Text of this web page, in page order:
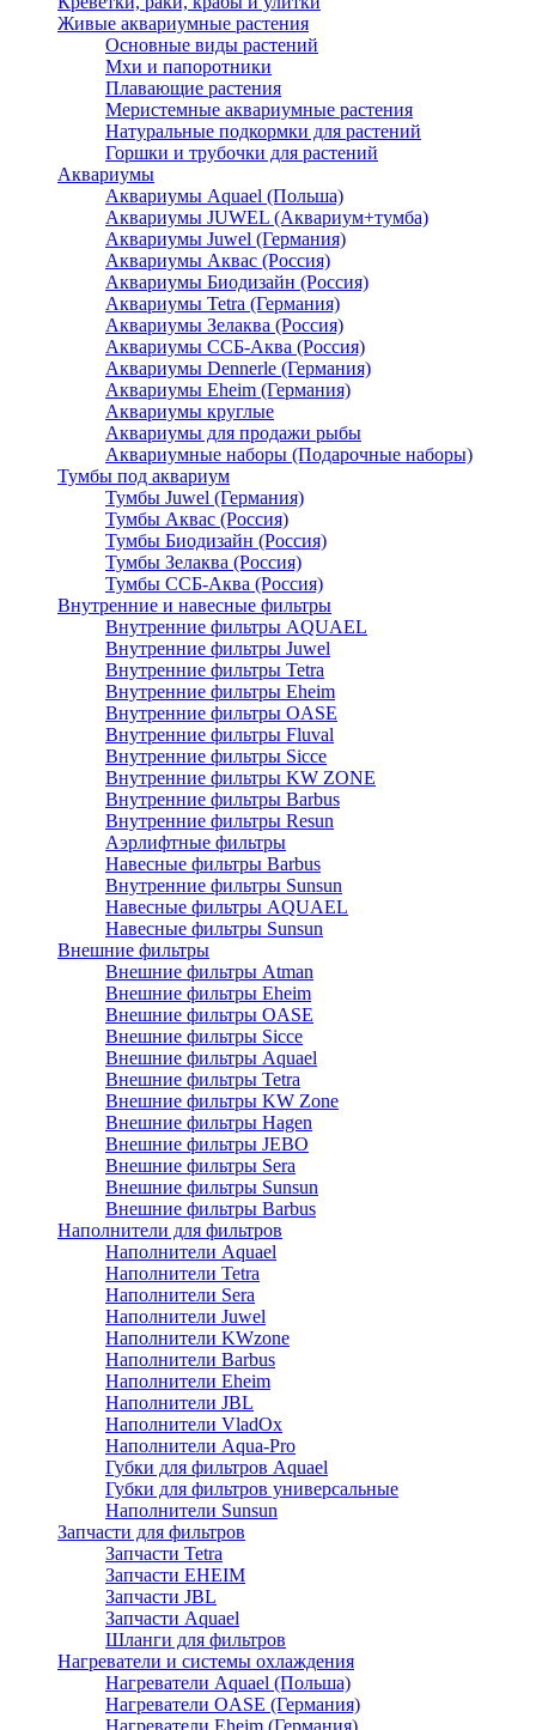
Живые аквариумные растения
Основные виды растений
Мхи и папоротники
Плавающие растения
Меристемные аквариумные растения
Натуральные подкормки для растений
Горшки и трубочки для растений
Аквариумы
Аквариумы Aquael (Польша)
Аквариумы JUWEL (Аквариум+тумба)
Аквариумы Juwel (Германия)
Аквариумы Аквас (Россия)
Аквариумы Биодизайн (Россия)
Аквариумы Tetra (Германия)
Аквариумы Зелаква (Россия)
Аквариумы ССБ-Аква (Россия)
Аквариумы Dennerle (Германия)
Аквариумы Eheim (Германия)
Аквариумы круглые
Аквариумы для продажи рыбы
Аквариумные наборы (Подарочные наборы)
Тумбы под аквариум
Тумбы Juwel (Германия)
Тумбы Аквас (Россия)
Тумбы Биодизайн (Россия)
Тумбы Зелаква (Россия)
Тумбы ССБ-Аква (Россия)
Внутренние и навесные фильтры
Внутренние фильтры AQUAEL
Внутренние фильтры Juwel
Внутренние фильтры Tetra
Внутренние фильтры Eheim
Внутренние фильтры OASE
Внутренние фильтры Fluval
Внутренние фильтры Sicce
Внутренние фильтры KW ZONE
Внутренние фильтры Barbus
Внутренние фильтры Resun
Аэрлифтные фильтры
Навесные фильтры Barbus
Внутренние фильтры Sunsun
Навесные фильтры AQUAEL
Навесные фильтры Sunsun
Внешние фильтры
Внешние фильтры Atman
Внешние фильтры Eheim
Внешние фильтры OASE
Внешние фильтры Sicce
Внешние фильтры Aquael
Внешние фильтры Tetra
Внешние фильтры KW Zone
Внешние фильтры Hagen
Внешние фильтры JEBO
Внешние фильтры Sera
Внешние фильтры Sunsun
Внешние фильтры Barbus
Наполнители для фильтров
Наполнители Aquael
Наполнители Tetra
Наполнители Sera
Наполнители Juwel
Наполнители KWzone
Наполнители Barbus
Наполнители Eheim
Наполнители JBL
Наполнители VladOx
Наполнители Aqua-Pro
Губки для фильтров Aquael
Губки для фильтров универсальные
Наполнители Sunsun
Запчасти для фильтров
Запчасти Tetra
Запчасти EHEIM
Запчасти JBL
Запчасти Aquael
Шланги для фильтров
Нагреватели и системы охлаждения
Нагреватели Aquael (Польша)
Нагреватели OASE (Германия)
Нагреватели Eheim (Германия)